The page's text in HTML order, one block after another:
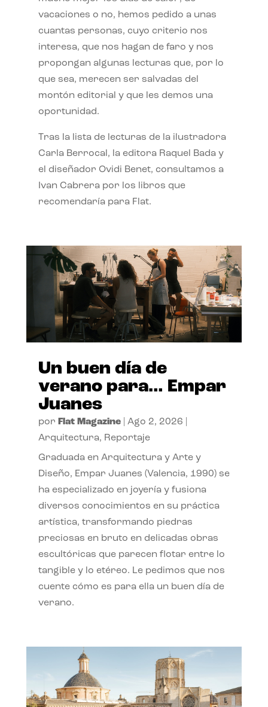
vacaciones o no, hemos pedido a unas
cuantas personas, cuyo criterio nos
interesa, que nos hagan de faro y nos
propongan algunas lecturas que, por lo
que sea, merecen ser salvadas del
montón editorial y que les demos una
oportunidad.
Tras la lista de lecturas de la ilustradora
Carla Berrocal, la editora Raquel Bada y
el diseñador Ovidi Benet, consultamos a
Ivan Cabrera por los libros que
recomendaría para Flat.
Un buen día de
verano para… Empar
Juanes
por Flat Magazine| Ago 2, 2026
Arquitectura, Reportaje
Graduada en Arquitectura y Arte y
Diseño, Empar Juanes (Valencia, 1990) se
ha especializado en joyería y fusiona
diversos conocimientos en su práctica
artística, transformando piedras
preciosas en bruto en delicadas obras
escultóricas que parecen flotar entre lo
tangible y lo etéreo. Le pedimos que nos
cuente cómo es para ella un buen día de
verano.